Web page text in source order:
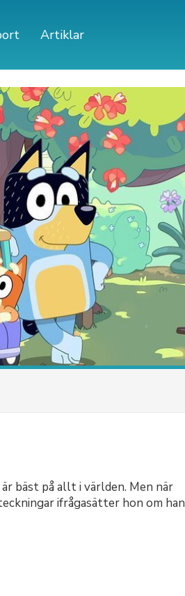
Artiklar
bäst på allt i världen. Men när
ifrågasätter hon om han